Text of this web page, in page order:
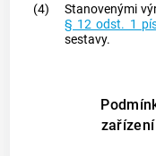
(4)
Stanovenými
§ 12 odst. 1
sestavy.